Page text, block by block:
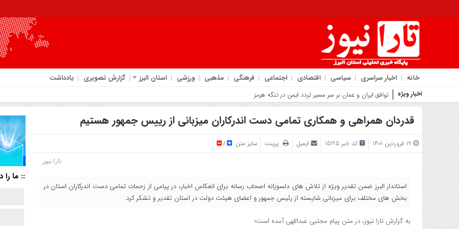
خانه اخبار سراسری سیاسی اقتصادی اجتماعی فرهنگی مذهبی ورزشی استان البرز گزارش تصویری یادداشت
اخبار ویژه روایت شهر
قدردان همراهی و همکاری تمامی دست اندرکاران میزبانی از رییس جمهور هستیم
کد خبر 15195 ایمیل پرینت سایز متن /
تارا نیوز
استاندار البرز ضمن تقدیر ویژه از تلاش های دلسوزانه اصحاب رسانه برای انعکاس اخبار، در پیامی از زحمات تمامی دست اندرکاران استان در
بخش های مختلف برای میزبانی شایسته از رئیس جمهور و اعضای هیئت دولت در استان تقدیر و تشکر کرد.
به گزارش تارا نیوز، در متن پیام مجتبی عبداللهی آمده است؛
:: ما را